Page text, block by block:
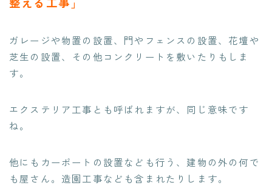
ガレージや物置の設置、門やフェンスの設置、花壇や
芝生の設置、その他コンクリートを敷いたりもしま
す。
エクステリア工事 とも呼ばれますが、同じ意味です
ね。
他にもカーポートの設置なども行う、建物の外の何で
も屋さん。造園工事なども含まれたりします。